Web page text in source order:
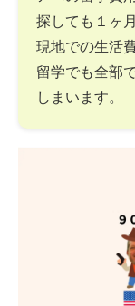
探しても１ヶ
現地での生活
留学でも全部
しまいます。